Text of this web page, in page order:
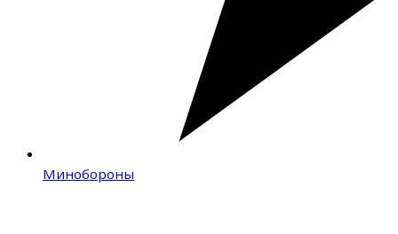
Минобороны